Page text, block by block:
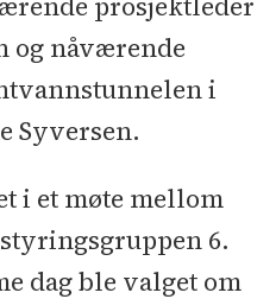
prosjektleder
og nåværende
i
Syversen.
i et møte mellom
6.
dag ble valget om